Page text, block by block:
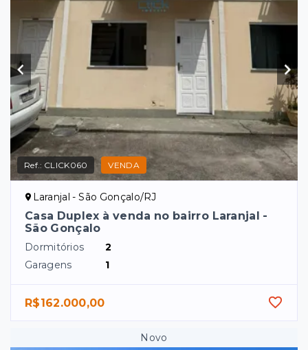
Ref.: CLICK060 VENDA
Laranjal - São Gonçalo/RJ
Casa Duplex à venda no bairro Laranjal -
São Gonçalo
Dormitórios
2
Garagens
1
R$162.000,00
Novo